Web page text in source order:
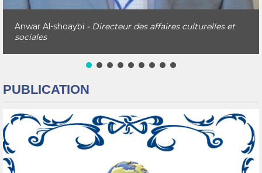
Anwar Al-shoaybi - Directeur des affaires culturelles et
sociales
PUBLICATION